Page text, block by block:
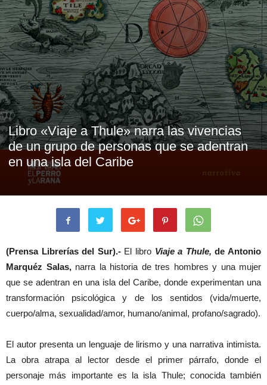
Libro «Viaje a Thule» narra las vivencias
de un grupo de personas que se adentran
en una isla del Caribe
(Prensa Librerías del Sur).- El libro Viaje a Thule, de Antonio
Marquéz Salas,narra la historia de tres hombres y una mujer
que se adentran en una isla del Caribe, donde experimentan una
transformación psicológica y de los sentidos (vida/muerte,
cuerpo/alma, sexualidad/amor, humano/animal, profano/sagrado).
El autor presenta un lenguaje de lirismo y una narrativa intimista.
La obra atrapa al lector desde el primer párrafo, donde el
personaje más importante es la isla Thule; conocida también